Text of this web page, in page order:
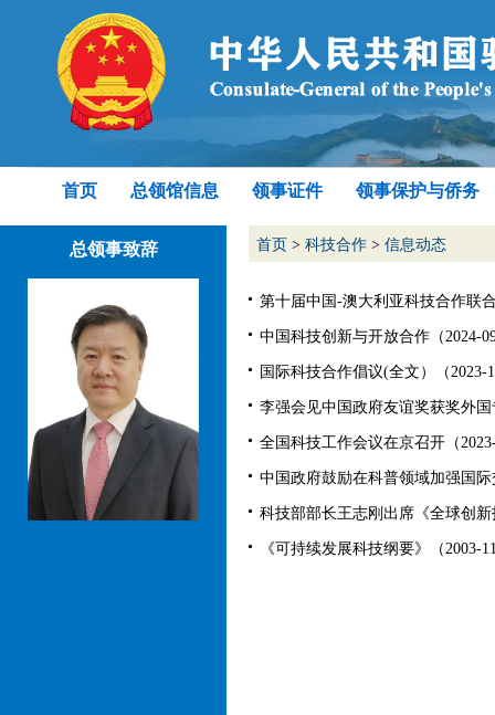
首页 总领馆信息 领事证件 领事保护与侨务
总领事致辞 首页 > 科技合作 > 信息动态
第十届中国-澳大利亚科技合作联
中国科技创新与开放合作（2024-
国际科技合作倡议(全文）（2023-
李强会见中国政府友谊奖获奖外
全国科技工作会议在京召开（
中国政府鼓励在科普领域加强国际
科技部部长王志刚出席《全球创新
《可持续发展科技纲要》（2003-